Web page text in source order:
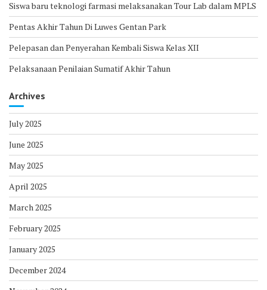
Siswa baru teknologi farmasi melaksanakan Tour Lab dalam MPLS
Pentas Akhir Tahun Di Luwes Gentan Park
Pelepasan dan Penyerahan Kembali Siswa Kelas XII
Pelaksanaan Penilaian Sumatif Akhir Tahun
Archives
July 2025
June 2025
May 2025
April 2025
March 2025
February 2025
January 2025
December 2024